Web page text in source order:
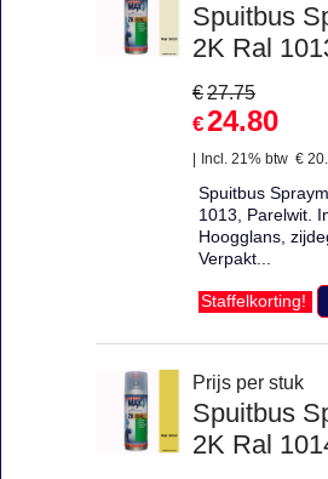
Spuitbus
2K Ral
€27.75
€24.80
Incl. 21% btw €
Spuitbus
1013, Parelwit.
Hoogglans,
Verpakt...
Staffelkorting!
Prijs per stuk
Spuitbus
2K Ral